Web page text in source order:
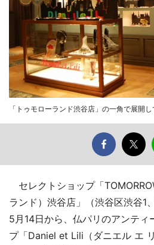
「トゥモローランド渋谷店」の一角で展開
セレクトショップ「
ランド）渋谷店」（渋谷区渋谷1
5月14日から、仏パリのアンティ
プ「Daniel et Lili（ダニエル エ